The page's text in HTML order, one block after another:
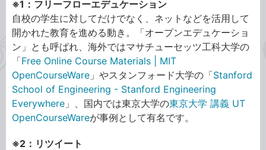
※1：フリーフローエデュケーション
自校の学生に対してだけでなく、ネットなどを活用して
開かれた教育を進める動き。「オープンエデュケーショ
ン」とも呼ばれ、海外ではマサチューセッツ工科大学の
「Free Online Course Materials | MIT
OpenCourseWare 」やスタンフォード大学の「Stanford
School of Engineering - Stanford Engineering
Everywhere 」、国内では東京大学の東京大学 講義 UT
OpenCourseWareが事例として有名です。
※2：リツイート